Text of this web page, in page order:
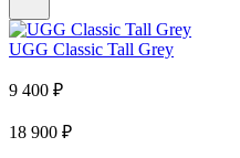
UGG Classic Tall Grey
9 400 ₽
18 900 ₽